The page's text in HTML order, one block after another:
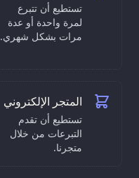
تستطيع أن تتبرع
لمرة واحدة أو عدة
مرات بشكل شهري.
المتجر الإلكتروني
تستطيع أن تقدم
التبرعات من خلال
متجرنا.